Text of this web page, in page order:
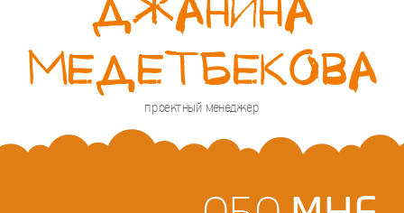
Медетбекова
проектный менеджер